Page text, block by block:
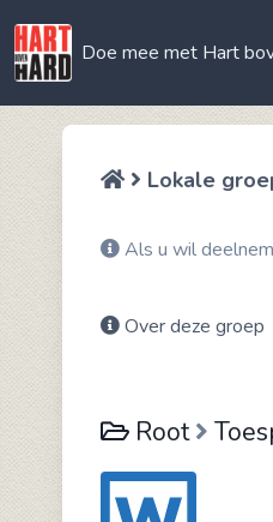
Doe mee met Hart
Lokale
Als u wil
Over deze groep
Root